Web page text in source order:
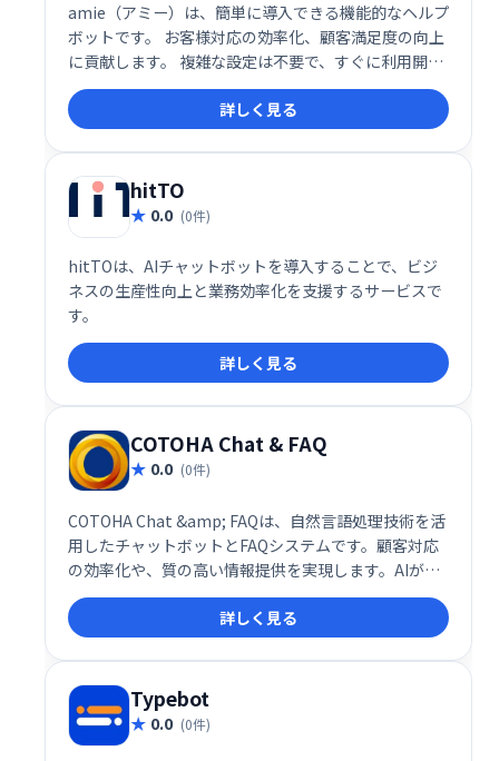
amie（アミー）は、簡単に導入できる機能的なヘルプ
ボットです。 お客様対応の効率化、顧客満足度の向上
に貢献します。 複雑な設定は不要で、すぐに利用開始
できます。 問い合わせ対応の負担を軽減し、スムーズ
なコミュニケーションを実現しましょう。
詳しく見る
hitTO
0.0 (0件)
hitTOは、AIチャットボットを導入することで、ビジ
ネスの生産性向上と業務効率化を支援するサービスで
す。
詳しく見る
COTOHA Chat & FAQ
0.0 (0件)
COTOHA Chat &amp; FAQは、自然言語処理技術を活
用したチャットボットとFAQシステムです。顧客対応
の効率化や、質の高い情報提供を実現します。AIが顧
客の質問を理解し、的確な回答を提供することで、問
い合わせ対応の負担を軽減し、顧客満足度の向上に貢
献します。導入実績も豊富で、様々な業種・規模の企
業で活用されています。
詳しく見る
Typebot
0.0 (0件)